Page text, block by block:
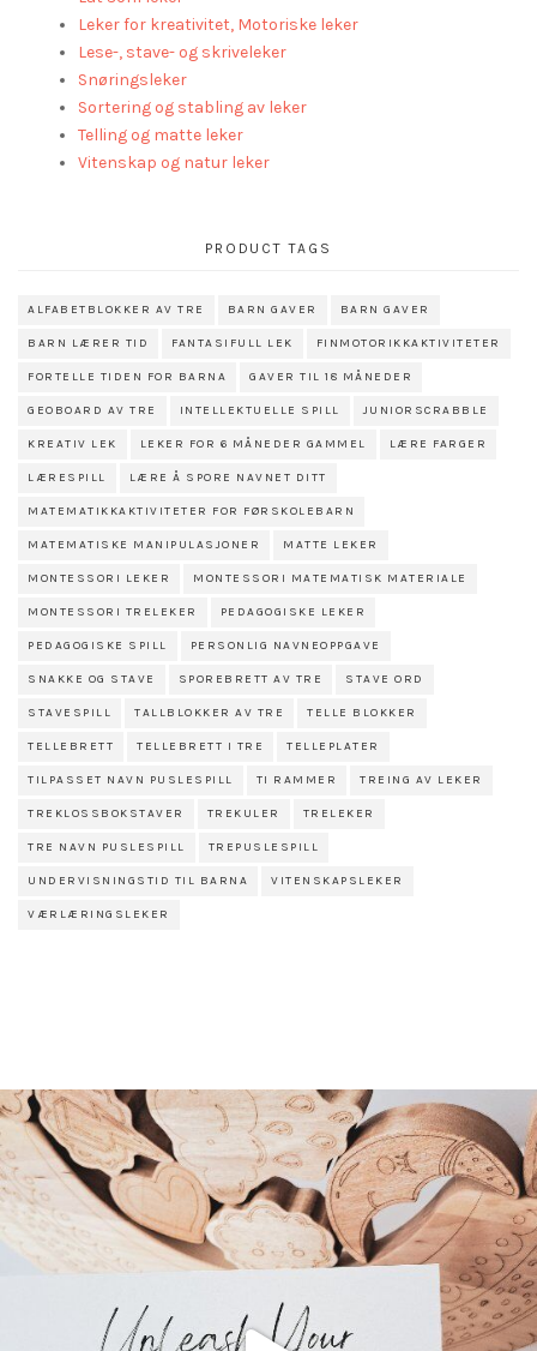
Leker for kreativitet, Motoriske leker
Lese-, stave- og skriveleker
Snøringsleker
Sortering og stabling av leker
Telling og matte leker
Vitenskap og natur leker
PRODUCT TAGS
ALFABETBLOKKER AV TRE BARN GAVER BARN GAVER
BARN LÆRER TID FANTASIFULL LEK FINMOTORIKKAKTIVITETER
FORTELLE TIDEN FOR BARNA GAVER TIL 18 MÅNEDER
GEOBOARD AV TRE INTELLEKTUELLE SPILL JUNIORSCRABBLE
KREATIV LEK LEKER FOR 6 MÅNEDER GAMMEL LÆRE FARGER
LÆRESPILL LÆRE Å SPORE NAVNET DITT
MATEMATIKKAKTIVITETER FOR FØRSKOLEBARN
MATEMATISKE MANIPULASJONER MATTE LEKER
MONTESSORI LEKER MONTESSORI MATEMATISK MATERIALE
MONTESSORI TRELEKER PEDAGOGISKE LEKER
PEDAGOGISKE SPILL PERSONLIG NAVNEOPPGAVE
SNAKKE OG STAVE SPOREBRETT AV TRE STAVE ORD
STAVESPILL TALLBLOKKER AV TRE TELLE BLOKKER
TELLEBRETT TELLEBRETT I TRE TELLEPLATER
TILPASSET NAVN PUSLESPILL TI RAMMER TREING AV LEKER
TREKLOSSBOKSTAVER TREKULER TRELEKER
TRE NAVN PUSLESPILL TREPUSLESPILL
UNDERVISNINGSTID TIL BARNA VITENSKAPSLEKER
VÆRLÆRINGSLEKER